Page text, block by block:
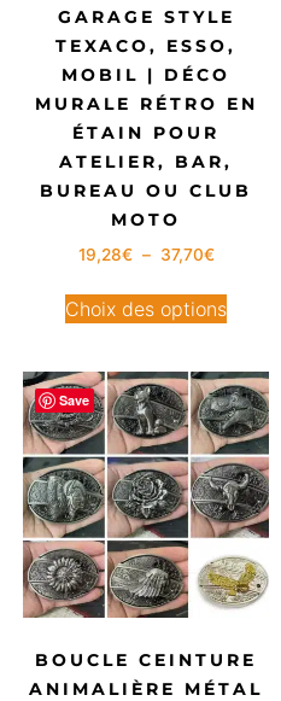
GARAGE STYLE
TEXACO, ESSO,
MOBIL | DÉCO
MURALE RÉTRO EN
ÉTAIN POUR
ATELIER, BAR,
BUREAU OU CLUB
MOTO
19,28€ – 37,70€
Choix des options
Save
BOUCLE CEINTURE
ANIMALIÈRE MÉTAL